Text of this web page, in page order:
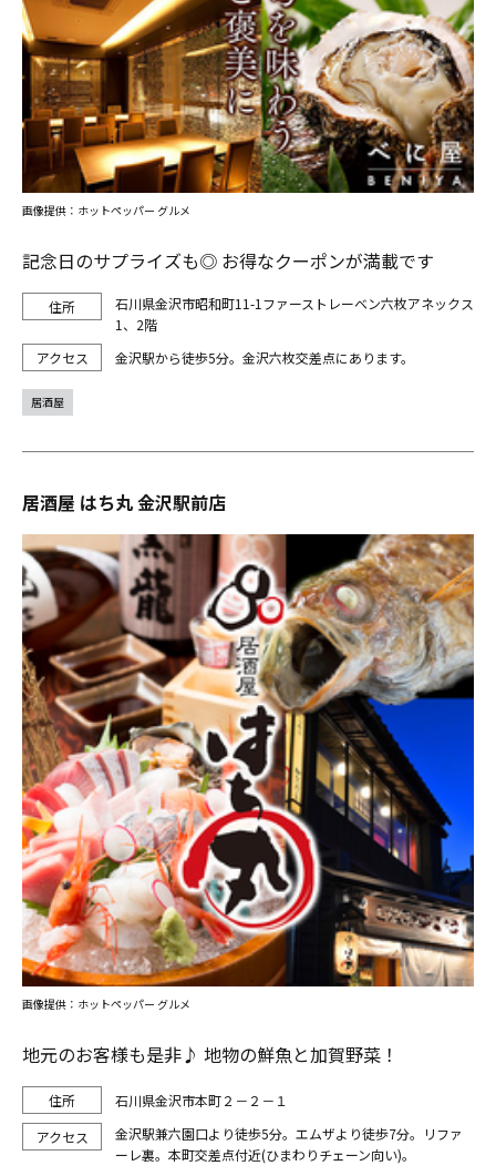
記念日のサプライズも◎ お得なクーポンが満載です
石川県金沢市昭和町11-1ファーストレーベン六枚アネックス
1、2階
金沢駅から徒歩5分。金沢六枚交差点にあります。
画像提供：ホットペッパー グルメ
居酒屋
居酒屋 はち丸 金沢駅前店
地元のお客様も是非♪ 地物の鮮魚と加賀野菜！
石川県金沢市本町２－２－１
金沢駅兼六園口より徒歩5分。エムザより徒歩7分。リファ
ーレ裏。本町交差点付近(ひまわりチェーン向い)。
画像提供：ホットペッパー グルメ